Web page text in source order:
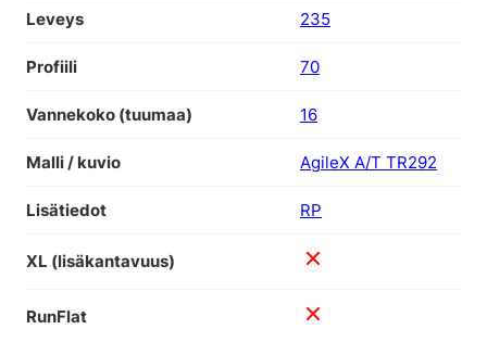
Leveys 235
Profiili 70
Vannekoko (tuumaa) 16
Malli / kuvio AgileX A/T TR292
Lisätiedot RP
XL (lisäkantavuus)
RunFlat